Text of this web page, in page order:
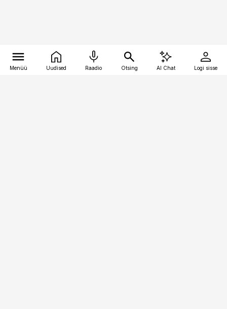
Menüü Uudised Raadio Otsing AI Chat Logi sisse